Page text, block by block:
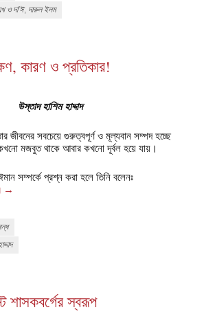
ও দা'ঈ, দারুল ইলম
কারণ ও প্রতিকার!
উস্তাদ হাশিম হাদ্দাদ
জীবনের সবচেয়ে গুরুত্বপূর্ণ ও মূল্যবান সম্পদ হচ্ছে
মজবুত থাকে আবার কখনো দূর্বল হয়ে যায়।
সম্পর্কে প্রশ্ন করা হলে তিনি বলেনঃ
→
শাসকবর্গের স্বরূপ